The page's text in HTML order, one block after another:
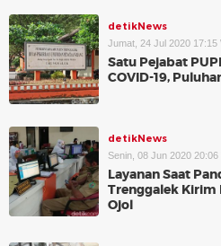
detikNews
Jumat, 24 Jul 2020 17:15
Satu Pejabat
COVID-19,
detikNews
Senin, 08 Jun 2020 20:06
Layanan Saat
Trenggalek
Ojol